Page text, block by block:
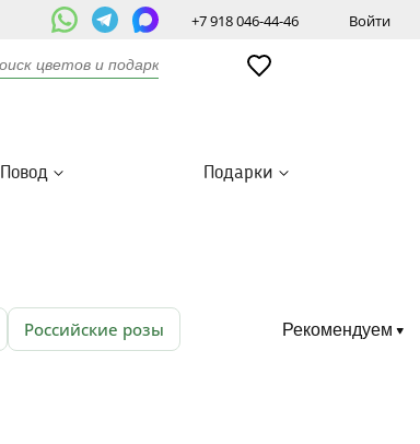
+7 918 046-44-46 Войти
Повод Подарки
Российские розы
Рекомендуем